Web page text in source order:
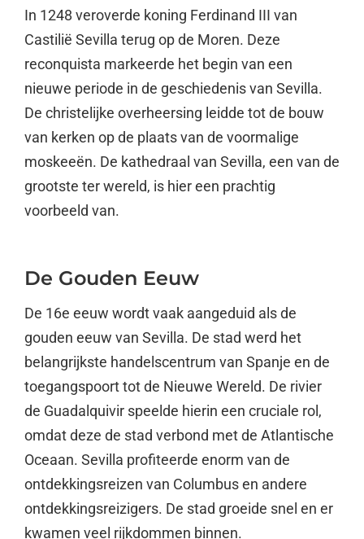
In 1248 veroverde koning Ferdinand III van
Castilië Sevilla terug op de Moren. Deze
reconquista markeerde het begin van een
nieuwe periode in de geschiedenis van Sevilla.
De christelijke overheersing leidde tot de bouw
van kerken op de plaats van de voormalige
moskeeën. De kathedraal van Sevilla, een van de
grootste ter wereld, is hier een prachtig
voorbeeld van.
De Gouden Eeuw
De 16e eeuw wordt vaak aangeduid als de
gouden eeuw van Sevilla. De stad werd het
belangrijkste handelscentrum van Spanje en de
toegangspoort tot de Nieuwe Wereld. De rivier
de Guadalquivir speelde hierin een cruciale rol,
omdat deze de stad verbond met de Atlantische
Oceaan. Sevilla profiteerde enorm van de
ontdekkingsreizen van Columbus en andere
ontdekkingsreizigers. De stad groeide snel en er
kwamen veel rijkdommen binnen.